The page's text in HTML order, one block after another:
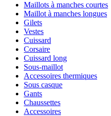
Maillots à manches courtes
Maillot à manches longues
Gilets
Vestes
Cuissard
Corsaire
Cuissard long
Sous-maillot
Accessoires thermiques
Sous casque
Gants
Chaussettes
Accessoires